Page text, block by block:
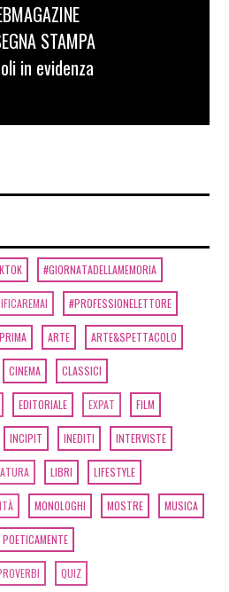
STAMPA
in evidenza
#GIORNATADELLAMEMORIA
#PROFESSIONELETTORE
ARTE ARTE&SPETTACOLO
CINEMA CLASSICI
EDITORIALE EXPAT FILM
INCIPIT INEDITI INTERVISTE
LIBRI LIFESTYLE
MONOLOGHI MOSTRE MUSICA
POETICAMENTE
QUIZ